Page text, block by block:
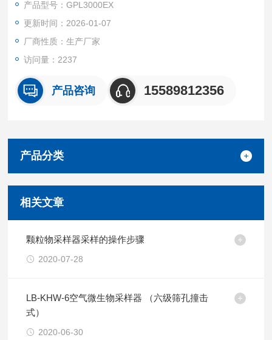
产品型号：GPL3000EX
更新时间：2026-01-07
厂商性质：生产厂家
访问量：2237
产品咨询 15589812356
产品分类
相关文章
颗粒物采样器采样的操作步骤
2020-07-28
LB-KHW-6空气微生物采样器 （六级筛孔撞击
式）
2020-06-30